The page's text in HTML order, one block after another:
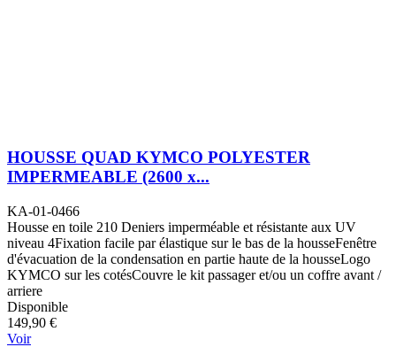
HOUSSE QUAD KYMCO POLYESTER
IMPERMEABLE (2600 x...
KA-01-0466
Housse en toile 210 Deniers imperméable et résistante aux UV
niveau 4Fixation facile par élastique sur le bas de la housseFenêtre
d'évacuation de la condensation en partie haute de la housseLogo
KYMCO sur les cotésCouvre le kit passager et/ou un coffre avant /
arriere
Disponible
149,90 €
Voir